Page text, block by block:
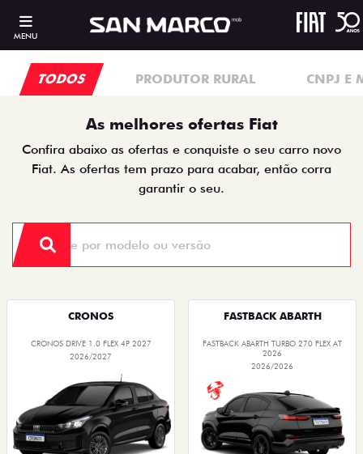
MENU
TODOS PRODUTOR RURAL CNPJ E
As melhores ofertas Fiat
Confira abaixo as ofertas e conquiste o seu carro novo
Fiat. As ofertas tem prazo para acabar, então corra
garantir o seu.
CRONOS
CRONOS DRIVE 1.0 FLEX 4P 2027
2026/2027
FASTBACK ABARTH
FASTBACK ABARTH TURBO 270 FLEX AT
2026
2026/2026